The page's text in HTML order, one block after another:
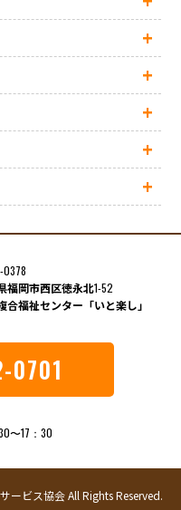
0378
福岡市西区徳永北1-52
合福祉センター「いと楽し」
0701
〜17：30
ービス協会 All Rights Reserved.